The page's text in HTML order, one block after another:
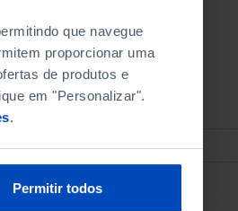
que navegue
proporcionar uma
de produtos e
em "Personalizar".
.
Permitir todos
ORDENAR POR